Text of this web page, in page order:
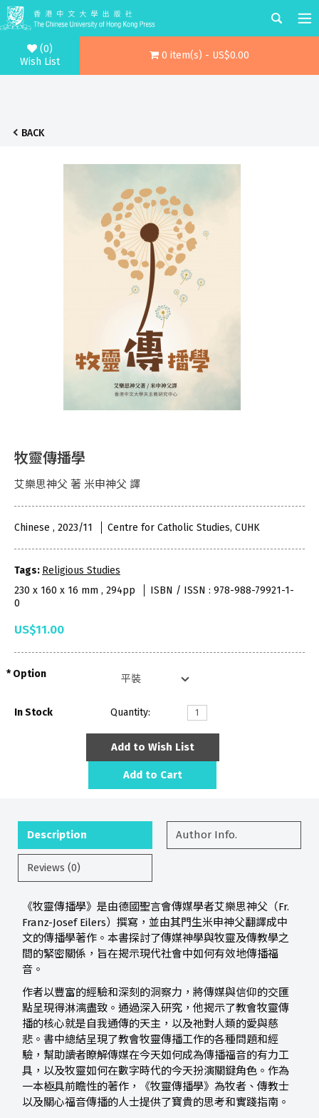
(0)
Wish List
0 item(s) - US$0.00
BACK
牧靈傳播學
艾樂思神父 著 米申神父 譯
Chinese , 2023/11 Centre for Catholic Studies, CUHK
Tags: Religious Studies
230 x 160 x 16 mm , 294pp
ISBN / ISSN : 978-988-79921-1-
0
US$11.00
Option
In Stock Quantity:
Add to Wish List
Add to Cart
Description Author Info.
Reviews (0)
《牧靈傳播學》是由德國聖言會傳媒學者艾樂思神父（Fr.
Franz-Josef Eilers）撰寫，並由其門生米申神父翻譯成中
文的傳播學著作。本書探討了傳媒神學與牧靈及傳教學之
間的緊密關係，旨在揭示現代社會中如何有效地傳播福
音。
作者以豐富的經驗和深刻的洞察力，將傳媒與信仰的交匯
點呈現得淋漓盡致。通過深入研究，他揭示了教會牧靈傳
播的核心就是自我通傳的天主，以及祂對人類的愛與慈
悲。書中總結呈現了教會牧靈傳播工作的各種問題和經
驗，幫助讀者瞭解傳媒在今天如何成為傳播福音的有力工
具，以及牧靈如何在數字時代的今天扮演關鍵角色。作為
一本極具前瞻性的著作，《牧靈傳播學》為牧者、傳教士
以及關心福音傳播的人士提供了寶貴的思考和實踐指南。